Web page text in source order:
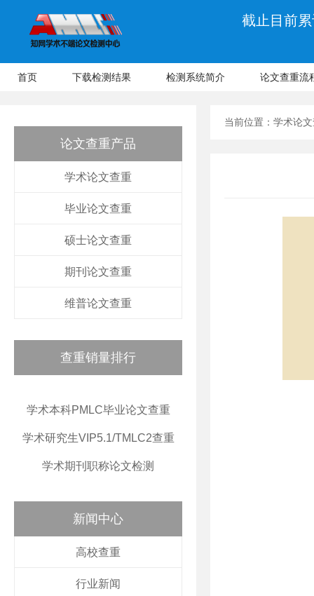
截止目前
首页 下载检测结果 检测系统简介 论文查重流
论文查重产品
学术论文查重
毕业论文查重
硕士论文查重
期刊论文查重
维普论文查重
查重销量排行
学术本科PMLC毕业论文查重
学术研究生VIP5.1/TMLC2查重
学术期刊职称论文检测
新闻中心
高校查重
行业新闻
当前位置： 学术论